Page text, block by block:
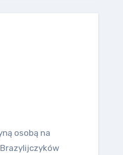
osobą na